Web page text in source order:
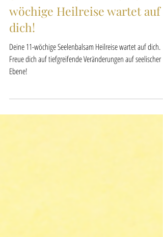
SEELENBALSAM - Deine 11-
wöchige Heilreise wartet auf
dich!
Deine 11-wöchige Seelenbalsam Heilreise wartet auf dich.
Freue dich auf tiefgreifende Veränderungen auf seelischer